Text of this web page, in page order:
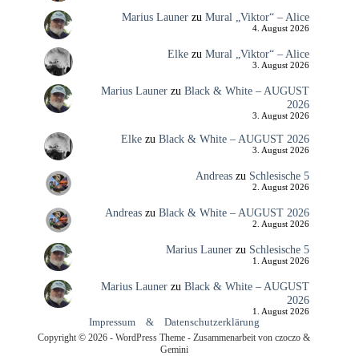
Marius Launerzu Mural „Viktor“ – Alice
4. August 2026
Elkezu Mural „Viktor“ – Alice
3. August 2026
Marius Launerzu Black & White – AUGUST
2026
3. August 2026
Elkezu Black & White – AUGUST 2026
3. August 2026
Andreaszu Schlesische 5
2. August 2026
Andreaszu Black & White – AUGUST 2026
2. August 2026
Marius Launerzu Schlesische 5
1. August 2026
Marius Launerzu Black & White – AUGUST
2026
1. August 2026
Impressum & Datenschutzerklärung
Copyright © 2026 - WordPress Theme - Zusammenarbeit von czoczo &
Gemini